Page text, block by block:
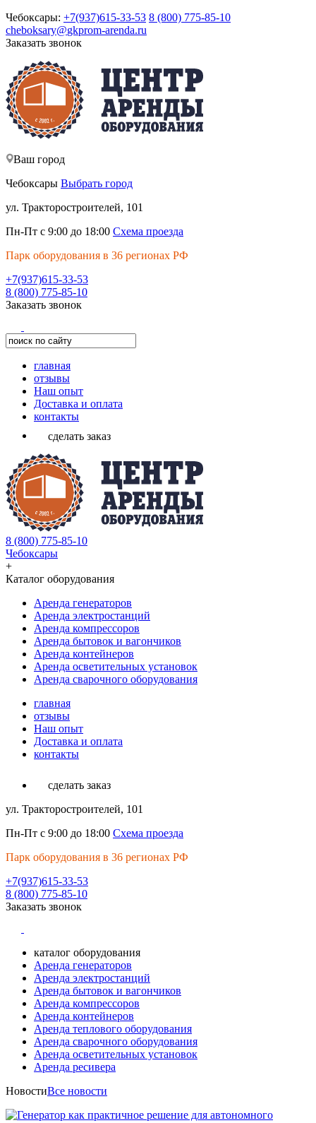
Чебоксары: +7(937)615-33-53 8 (800) 775-85-10
cheboksary@gkprom-arenda.ru
Заказать звонок
Ваш город
Чебоксары Выбрать город
ул. Тракторостроителей, 101
Пн-Пт с 9:00 до 18:00 Схема проезда
Парк оборудования в 36 регионах РФ
+7(937)615-33-53
8 (800) 775-85-10
Заказать звонок
главная
отзывы
Наш опыт
Доставка и оплата
контакты
сделать заказ
8 (800) 775-85-10
Чебоксары
+
Каталог оборудования
Аренда генераторов
Аренда электростанций
Аренда компрессоров
Аренда бытовок и вагончиков
Аренда контейнеров
Аренда осветительных установок
Аренда сварочного оборудования
главная
отзывы
Наш опыт
Доставка и оплата
контакты
сделать заказ
ул. Тракторостроителей, 101
Пн-Пт с 9:00 до 18:00 Схема проезда
Парк оборудования в 36 регионах РФ
+7(937)615-33-53
8 (800) 775-85-10
Заказать звонок
каталог оборудования
Аренда генераторов
Аренда электростанций
Аренда бытовок и вагончиков
Аренда компрессоров
Аренда контейнеров
Аренда теплового оборудования
Аренда сварочного оборудования
Аренда осветительных установок
Аренда ресивера
НовостиВсе новости